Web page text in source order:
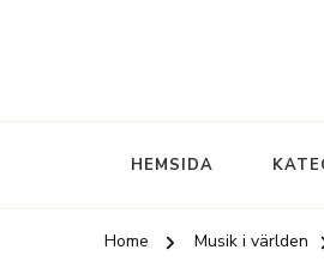
HEMSIDA
Home Musik i världen